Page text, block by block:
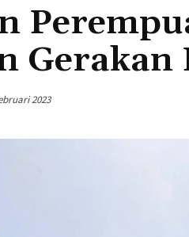
Gerakan
2023